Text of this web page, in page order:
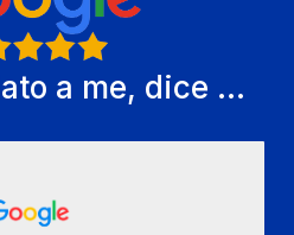
a me, dice ...